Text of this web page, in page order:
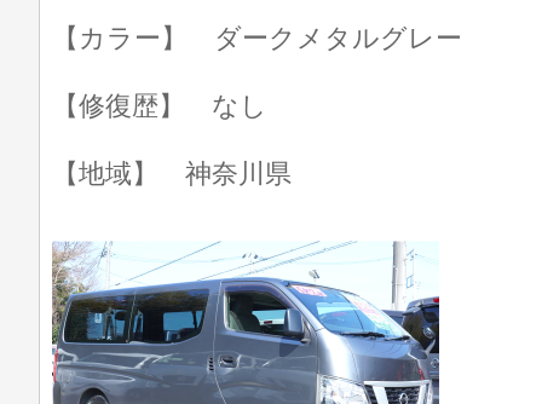
【カラー】 ダークメタルグレー
【修復歴】 なし
【地域】 神奈川県